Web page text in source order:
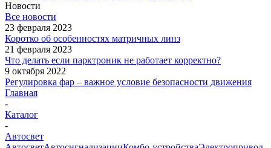
Новости
Все новости
23 февраля 2023
Коротко об особенностях матричных линз
21 февраля 2023
Что делать если парктроник не работает корректно?
9 октября 2022
Регулировка фар – важное условие безопасности движения
Главная
-
Каталог
-
Автосвет